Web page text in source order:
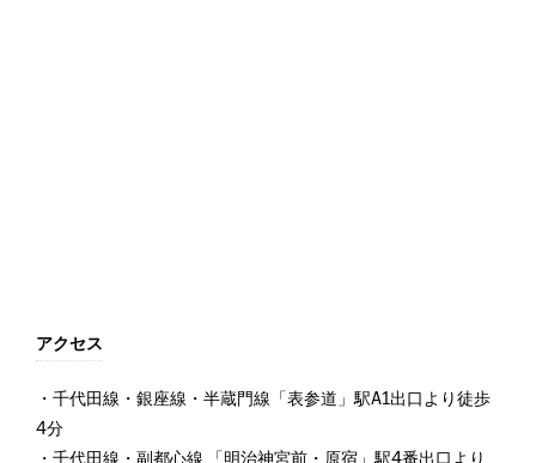
アクセス
・千代田線・銀座線・半蔵門線「表参道」駅A1出口より徒歩
4分